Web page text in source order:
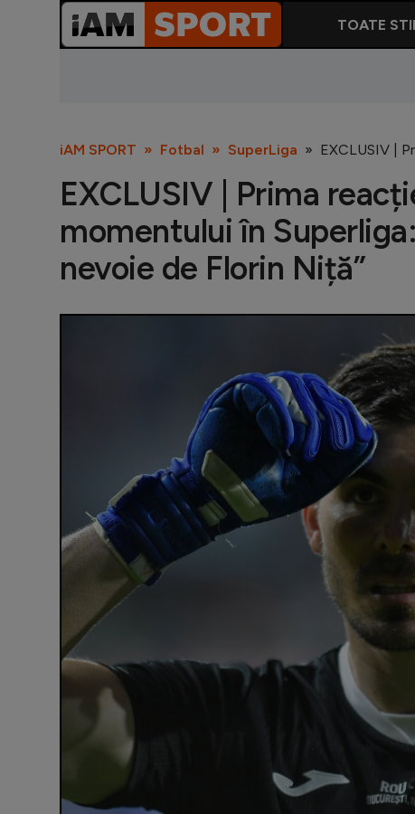
TOATE
iAM SPORT Fotbal SuperLiga EXCLUSIV |
EXCLUSIV | Prima
momentului în
nevoie de Florin Niță”